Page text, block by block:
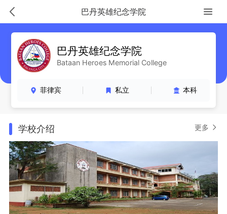
巴丹英雄纪念学院
巴丹英雄纪念学院
Bataan Heroes Memorial College
菲律宾 私立 本科
学校介绍 更多